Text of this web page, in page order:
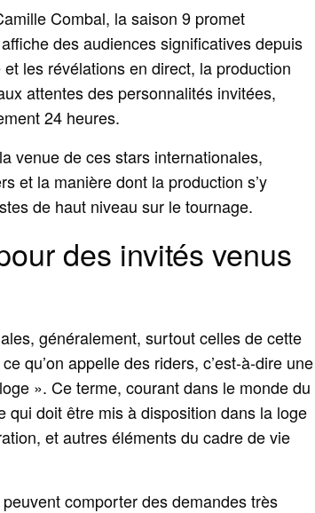
Combal, la saison 9 promet
des audiences significatives depuis
les révélations en direct, la production
attentes des personnalités invitées,
24 heures.
venue de ces stars internationales,
et la manière dont la production s’y
de haut niveau sur le tournage.
des invités venus
généralement, surtout celles de cette
qu’on appelle des riders, c’est‑à‑dire une
». Ce terme, courant dans le monde du
doit être mis à disposition dans la loge
et autres éléments du cadre de vie
comporter des demandes très